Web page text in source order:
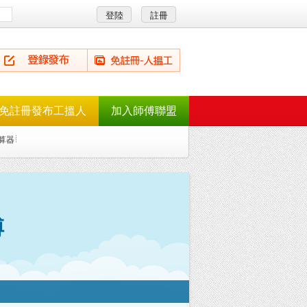
加入師傅聯盟
註冊發布工搵人
器